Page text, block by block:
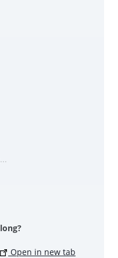
Open in new tab